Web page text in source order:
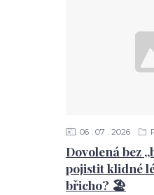
Dovolená bez
pojistit klidné
břicho? 🏖️
06 07 2026